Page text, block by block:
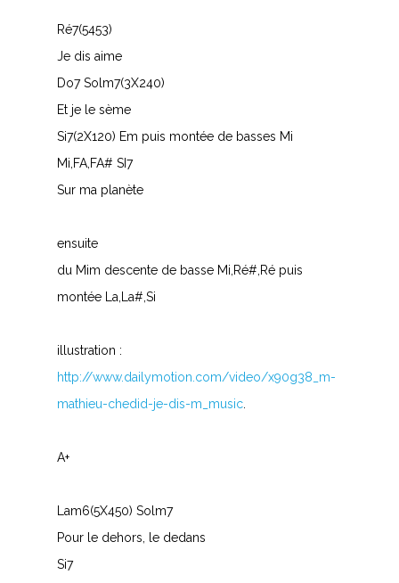
Ré7(5453)
Je dis aime
Do7 Solm7(3X240)
Et je le sème
Si7(2X120) Em puis montée de basses Mi
Mi,FA,FA# SI7
Sur ma planète
ensuite
du Mim descente de basse Mi,Ré#,Ré puis
montée La,La#,Si
illustration :
http://www.dailymotion.com/video/x90g38_m-
mathieu-chedid-je-dis-m_music
A+
Lam6(5X450) Solm7
Pour le dehors, le dedans
Si7